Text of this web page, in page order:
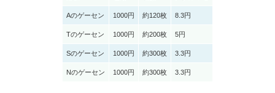
Aのゲーセン 1000円 約120枚 8.3円
Tのゲーセン 1000円 約200枚 5円
Sのゲーセン 1000円 約300枚 3.3円
Nのゲーセン 1000円 約300枚 3.3円